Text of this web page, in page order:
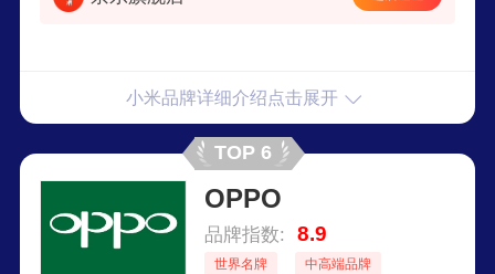
小米品牌详细介绍点击展开
TOP 6
OPPO
品牌指数: 8.9
世界名牌 中高端品牌